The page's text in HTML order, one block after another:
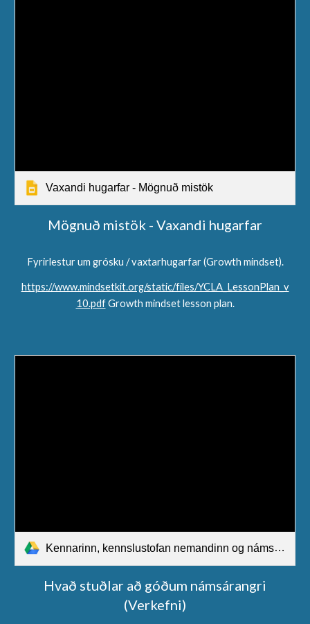
Vaxandi hugarfar - Mögnuð mistök
Mögnuð mistök - Vaxandi hugarfar
Fyrirlestur um grósku / vaxtarhugarfar (Growth mindset).
https://www.mindsetkit.org/static/files/YCLA_LessonPlan_v
10.pdfGrowth mindset lesson plan.
Kennarinn, kennslustofan nemandinn og námsárangur.pdf
Hvað stuðlar að góðum námsárangri
(Verkefni)